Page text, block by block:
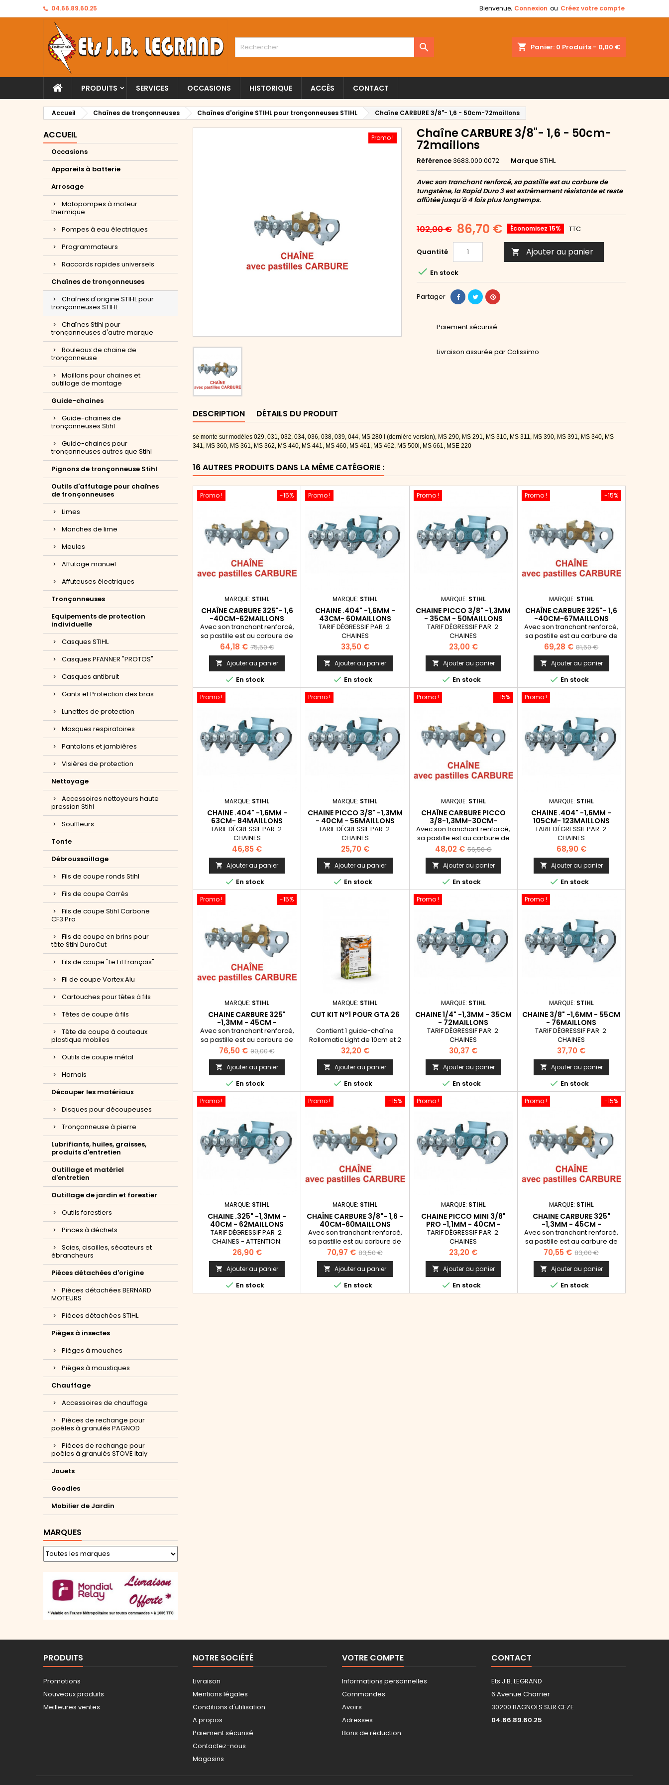
04.66.89.60.25 Bienvenue, Connexion ou Créez votre compte
shopping_cart Panier: 0 Produits - 0,00 €

PRODUITS SERVICES OCCASIONS HISTORIQUE ACCÈS CONTACT
Accueil Chaînes de tronçonneuses Chaînes d'origine STIHL pour tronçonneuses STIHL Chaîne CARBURE 3/8"- 1,6 - 50cm-72maillons
ACCUEIL
Occasions
Appareils à batterie
Arrosage
Motopompes à moteur
thermique
Pompes à eau électriques
Programmateurs
Raccords rapides universels
Chaînes de tronçonneuses
Chaînes d'origine STIHL pour
tronçonneuses STIHL
Chaînes Stihl pour
tronçonneuses d'autre marque
Rouleaux de chaine de
tronçonneuse
Maillons pour chaines et
outillage de montage
Guide-chaines
Guide-chaines de
tronçonneuses Stihl
Guide-chaines pour
tronçonneuses autres que Stihl
Pignons de tronçonneuse Stihl
Outils d'affutage pour chaînes
de tronçonneuses
Limes
Manches de lime
Meules
Affutage manuel
Affuteuses électriques
Tronçonneuses
Equipements de protection
individuelle
Casques STIHL
Casques PFANNER "PROTOS"
Casques antibruit
Gants et Protection des bras
Lunettes de protection
Masques respiratoires
Pantalons et jambières
Visières de protection
Nettoyage
Accessoires nettoyeurs haute
pression Stihl
Souffleurs
Tonte
Débroussaillage
Fils de coupe ronds Stihl
Fils de coupe Carrés
Fils de coupe Stihl Carbone
CF3 Pro
Fils de coupe en brins pour
tête Stihl DuroCut
Fils de coupe "Le Fil Français"
Fil de coupe Vortex Alu
Cartouches pour têtes à fils
Têtes de coupe à fils
Tête de coupe à couteaux
plastique mobiles
Outils de coupe métal
Harnais
Découper les matériaux
Disques pour découpeuses
Tronçonneuse à pierre
Lubrifiants, huiles, graisses,
produits d'entretien
Outillage et matériel
d'entretien
Outillage de jardin et forestier
Outils forestiers
Pinces à déchets
Scies, cisailles, sécateurs et
ébrancheurs
Pièces détachées d'origine
Pièces détachées BERNARD
MOTEURS
Pièces détachées STIHL
Pièges à insectes
Pièges à mouches
Pièges à moustiques
Chauffage
Accessoires de chauffage
Pièces de rechange pour
poêles à granulés PAGNOD
Pièces de rechange pour
poêles à granulés STOVE Italy
Jouets
Goodies
Mobilier de Jardin
MARQUES
Promo ! Chaîne CARBURE 3/8"- 1,6 - 50cm-
72maillons
Référence3683.000.0072 MarqueSTIHL
Avec son tranchant renforcé, sa pastille est au carbure de
tungstène, la Rapid Duro 3 est extrêmement résistante et reste
affûtée jusqu'à 4 fois plus longtemps.
102,00 € 86,70 € Économisez 15% TTC
Quantité  Ajouter au panier
 En stock
Partager
Paiement sécurisé
Livraison assurée par Colissimo
DESCRIPTION DÉTAILS DU PRODUIT
se monte sur modèles 029, 031, 032, 034, 036, 038, 039, 044, MS 280 I (dernière version), MS 290, MS 291, MS 310, MS 311, MS 390, MS 391, MS 340, MS
341, MS 360, MS 361, MS 362, MS 440, MS 441, MS 460, MS 461, MS 462, MS 500i, MS 661, MSE 220
16 AUTRES PRODUITS DANS LA MÊME CATÉGORIE :
-15%
Promo !
MARQUE: STIHL
CHAÎNE CARBURE 325"- 1,6
-40CM-62MAILLONS
Avec son tranchant renforcé,
sa pastille est au carbure de
tungstène, la Rapid Duro 3 est
extrêmement résistante et
reste affûtée jusqu'à 4 fois
plus longtemps.
Prix
64,18 € Prix
de
base
75,50 €
 Ajouter au panier
 En stock
Promo !
MARQUE: STIHL
CHAINE .404" -1,6MM -
43CM- 60MAILLONS
TARIF DÉGRESSIF PAR 2
CHAINES
Prix
33,50 €
 Ajouter au panier
 En stock
Promo !
MARQUE: STIHL
CHAINE PICCO 3/8" -1,3MM
- 35CM - 50MAILLONS
TARIF DÉGRESSIF PAR 2
CHAINES
Prix
23,00 €
 Ajouter au panier
 En stock
-15%
Promo !
MARQUE: STIHL
CHAÎNE CARBURE 325"- 1,6
-40CM-67MAILLONS
Avec son tranchant renforcé,
sa pastille est au carbure de
tungstène, la Rapid Duro 3 est
extrêmement résistante et
reste affûtée jusqu'à 4 fois
plus longtemps.
Prix
69,28 € Prix
de
base
81,50 €
 Ajouter au panier
 En stock
Promo !
MARQUE: STIHL
CHAINE .404" -1,6MM -
63CM- 84MAILLONS
TARIF DÉGRESSIF PAR 2
CHAINES
Prix
46,85 €
 Ajouter au panier
 En stock
Promo !
MARQUE: STIHL
CHAINE PICCO 3/8" -1,3MM
- 40CM - 56MAILLONS
TARIF DÉGRESSIF PAR 2
CHAINES
Prix
25,70 €
 Ajouter au panier
 En stock
-15%
Promo !
MARQUE: STIHL
CHAÎNE CARBURE PICCO
3/8-1,3MM-30CM-
44MAILLONS
Avec son tranchant renforcé,
sa pastille est au carbure de
tungstène, la Picco Duro est
extrêmement résistante et
reste affûtée jusqu'à 4 fois
plus longtemps.
Prix
48,02 € Prix
de
base
56,50 €
 Ajouter au panier
 En stock
Promo !
MARQUE: STIHL
CHAINE .404" -1,6MM -
105CM- 123MAILLONS
TARIF DÉGRESSIF PAR 2
CHAINES
Prix
68,90 €
 Ajouter au panier
 En stock
-15%
Promo !
MARQUE: STIHL
CHAINE CARBURE 325"
-1,3MM - 45CM -
74MAILLONS
Avec son tranchant renforcé,
sa pastille est au carbure de
tungstène, la Rapid Duro est
extrêmement résistante et
reste affûtée jusqu'à 4 fois
plus longtemps. ATTENTION:
épaisseur 1,3mm. pour
machines depuis 2020
Prix
76,50 € Prix
de
base
90,00 €
 Ajouter au panier
 En stock
MARQUE: STIHL
CUT KIT N°1 POUR GTA 26
Contient 1 guide-chaîne
Rollomatic Light de 10cm et 2
chaînes 1/4“ P Picco Micro3 de
28 maillons pour scie de jardin
GTA26
Prix
32,20 €
 Ajouter au panier
 En stock
Promo !
MARQUE: STIHL
CHAINE 1/4" -1,3MM - 35CM
- 72MAILLONS
TARIF DÉGRESSIF PAR 2
CHAINES
Prix
30,37 €
 Ajouter au panier
 En stock
Promo !
MARQUE: STIHL
CHAINE 3/8" -1,6MM - 55CM
- 76MAILLONS
TARIF DÉGRESSIF PAR 2
CHAINES
Prix
37,70 €
 Ajouter au panier
 En stock
Promo !
MARQUE: STIHL
CHAINE .325" -1,3MM -
40CM - 62MAILLONS
TARIF DÉGRESSIF PAR 2
CHAINES - ATTENTION:
épaisseur 1,3mm. pour
machines depuis 2020
Prix
26,90 €
 Ajouter au panier
 En stock
-15%
Promo !
MARQUE: STIHL
CHAÎNE CARBURE 3/8"- 1,6 -
40CM-60MAILLONS
Avec son tranchant renforcé,
sa pastille est au carbure de
tungstène, la Rapid Duro 3 est
extrêmement résistante et
reste affûtée jusqu'à 4 fois
plus longtemps.
Prix
70,97 € Prix
base
83,50 €
 Ajouter au panier
 En stock
Promo !
MARQUE: STIHL
CHAINE PICCO MINI 3/8"
PRO -1,1MM - 40CM -
55MAILLONS
TARIF DÉGRESSIF PAR 2
CHAINES
Prix
23,20 €
 Ajouter au panier
 En stock
-15%
Promo !
MARQUE: STIHL
CHAINE CARBURE 325"
-1,3MM - 45CM -
68MAILLONS
Avec son tranchant renforcé,
sa pastille est au carbure de
tungstène, la Rapid Duro est
extrêmement résistante et
reste affûtée jusqu'à 4 fois
plus longtemps. ATTENTION:
épaisseur 1,3mm. pour
machines depuis 2020
Prix
70,55 € Prix
base
83,00 €
 Ajouter au panier
 En stock
PRODUITS
Promotions
Nouveaux produits
Meilleures ventes
NOTRE SOCIÉTÉ
Livraison
Mentions légales
Conditions d'utilisation
A propos
Paiement sécurisé
Contactez-nous
Magasins
VOTRE COMPTE
Informations personnelles
Commandes
Avoirs
Adresses
Bons de réduction
CONTACT
Ets J.B. LEGRAND
6 Avenue Charrier
30200 BAGNOLS SUR CEZE
04.66.89.60.25